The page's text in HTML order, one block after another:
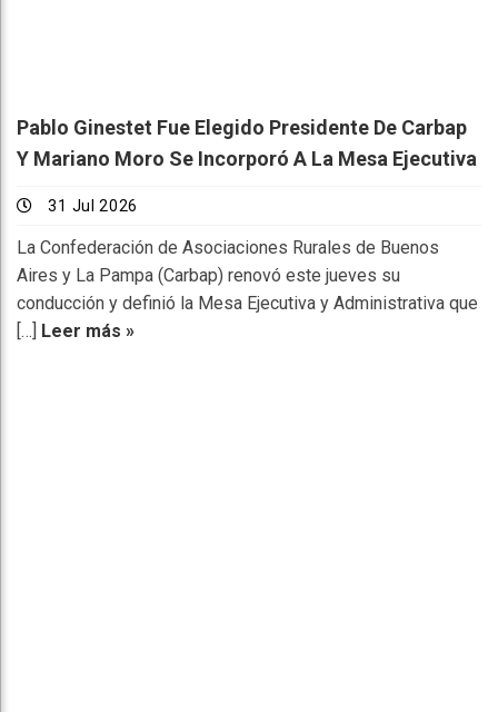
Pablo Ginestet Fue Elegido Presidente De Carbap
Y Mariano Moro Se Incorporó A La Mesa Ejecutiva
31 Jul 2026
La Confederación de Asociaciones Rurales de Buenos
Aires y La Pampa (Carbap) renovó este jueves su
conducción y definió la Mesa Ejecutiva y Administrativa que
[…] Leer más »